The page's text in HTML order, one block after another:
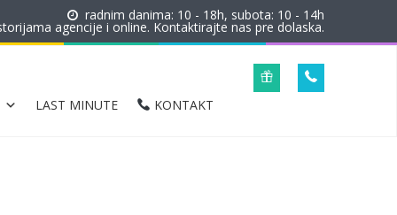
radnim danima: 10 - 18h, subota: 10 - 14h
agencije i online. Kontaktirajte nas pre dolaska.
LAST MINUTE KONTAKT